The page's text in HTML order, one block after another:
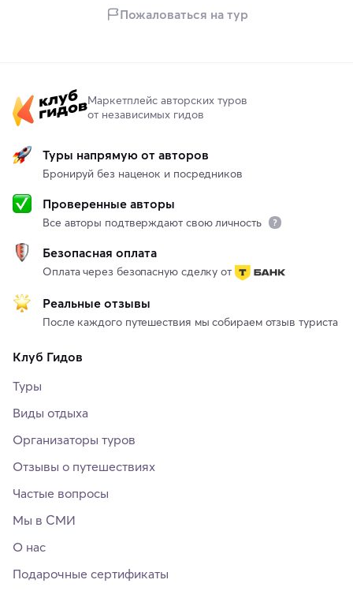
Пожаловаться на тур
Маркетплейс авторских туров
от независимых гидов
Туры напрямую от авторов
Бронируй без наценок и посредников
Проверенные авторы
Все авторы подтверждают свою личность
Безопасная оплата
Оплата через безопасную сделку от
Реальные отзывы
После каждого путешествия мы собираем отзыв туриста
Клуб Гидов
Туры
Виды отдыха
Организаторы туров
Отзывы о путешествиях
Частые вопросы
Мы в СМИ
О нас
Подарочные сертификаты